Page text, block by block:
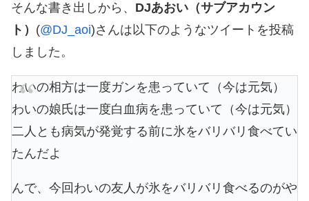
そんな書き出しから、 DJあおい（サブアカウン
ト） (@DJ_aoi)さんは以下のようなツイートを投稿
しました。
わいの相方は一度ガンを患っていて（今は元気）
わいの娘氏は一度白血病を患っていて（今は元気）
二人とも病気が発覚する前に氷をバリバリ食べてい
たんだよ
んで、今回わいの友人が氷をバリバリ食べるのがや